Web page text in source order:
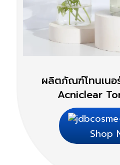
ผลิตภัณฑ์โทนเนอ
Acniclear
Shop